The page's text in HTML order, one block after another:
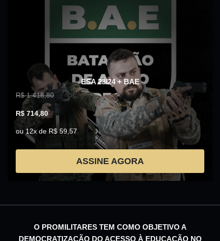
ESA 23/24 + BAE
R$ 1.418,80
R$ 714,80
ou 12x de R$ 59,57
ASSINE AGORA
O PROMILITARES TEM COMO OBJETIVO A
DEMOCRATIZAÇÃO DO ACESSO À EDUCAÇÃO NO